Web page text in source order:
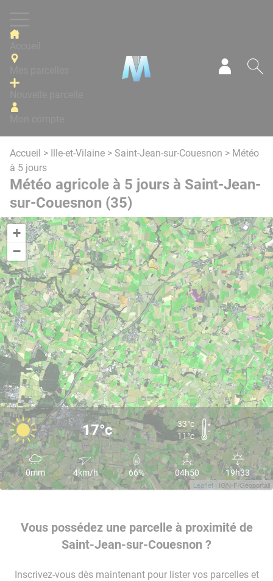
Accueil > Ille-et-Vilaine > Saint-Jean-sur-Couesnon > Météo
à 5 jours
Météo agricole à 5 jours à Saint-Jean-
sur-Couesnon (35)
+
−
Leaflet | IGN-F/Geoportail
17°c
33°c
11°c
0mm 4km/h 66% 04h50 19h33
Vous possédez une parcelle à proximité de
Saint-Jean-sur-Couesnon ?
Inscrivez-vous dès maintenant pour lister vos parcelles et